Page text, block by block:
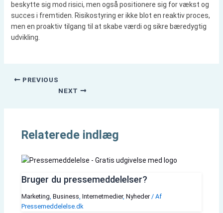
beskytte sig mod risici, men også positionere sig for vækst og
succes i fremtiden. Risikostyring er ikke blot en reaktiv proces,
men en proaktiv tilgang til at skabe værdi og sikre bæredygtig
udvikling.
PREVIOUS
NEXT
Relaterede indlæg
Bruger du pressemeddelelser?
Marketing Business Internetmedier, Nyheder/ Af
Pressemeddelelse.dk